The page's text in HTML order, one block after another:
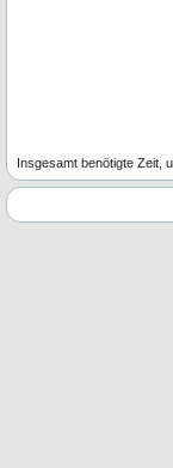
Insgesamt benötigte Zeit,